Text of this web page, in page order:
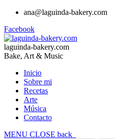
ana@laguinda-bakery.com
Facebook
laguinda-bakery.com
Bake, Art & Music
Inicio
Sobre mi
Recetas
Arte
Música
Contacto
MENU CLOSE back